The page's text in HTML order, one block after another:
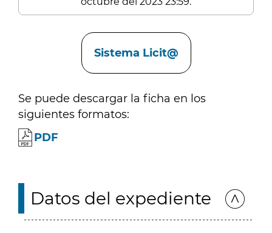
Sistema Licit@
Se puede descargar la ficha en los
siguientes formatos:
PDF
Datos del expediente